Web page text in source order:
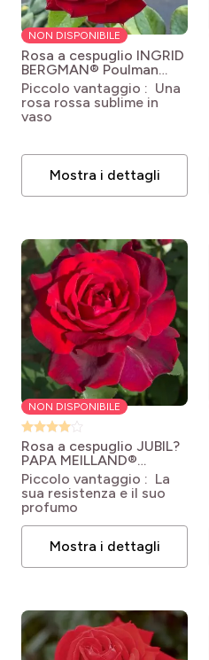
NON DISPONIBILE
Rosa a cespuglio INGRID
BERGMAN® Poulman
Rosa 'Poulman' Ingrid
Bergman ®
Piccolo vantaggio : Una
rosa rossa sublime in
vaso
Mostra i dettagli
NON DISPONIBILE
Rosa a cespuglio JUBIL?
PAPA MEILLAND®
Meiceazar Rosa
'Meiceazar' JUBILE PAPA
MEILLAND®
Piccolo vantaggio : La
sua resistenza e il suo
profumo
Mostra i dettagli